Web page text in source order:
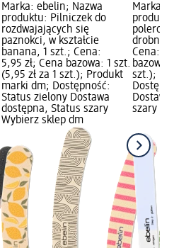
Marka: ebelin; Nazwa
produktu: Pilniczek do
rozdwajających się
paznokci, w kształcie
banana, 1 szt.; Cena:
5,95 zł; Cena bazowa: 1 szt.
(5,95 zł za 1 szt.); Produkt
marki dm; Dostępność:
Status zielony Dostawa
dostępna, Status szary
Wybierz sklep dm
Marka:
Cena:
bazowa:
szt.);
szary